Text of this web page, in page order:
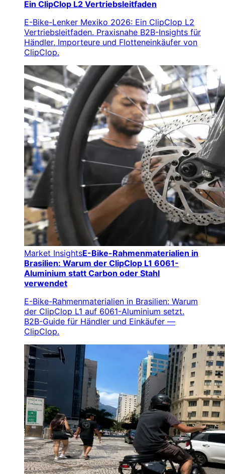
Ein ClipClop L2 Vertriebsleitfaden
E-Bike-Lenker Mexiko 2026: Ein ClipClop L2
Vertriebsleitfaden. Praxisnahe B2B-Insights für
Händler, Importeure und Flotteneinkäufer von
ClipClop.
Market InsightsE-Bike-Rahmenmaterialien in
Brasilien: Warum der ClipClop L1 6061-
Aluminium statt Carbon oder Stahl
verwendet
E-Bike-Rahmenmaterialien in Brasilien: Warum
der ClipClop L1 auf 6061-Aluminium setzt.
B2B-Guide für Händler und Einkäufer —
ClipClop.